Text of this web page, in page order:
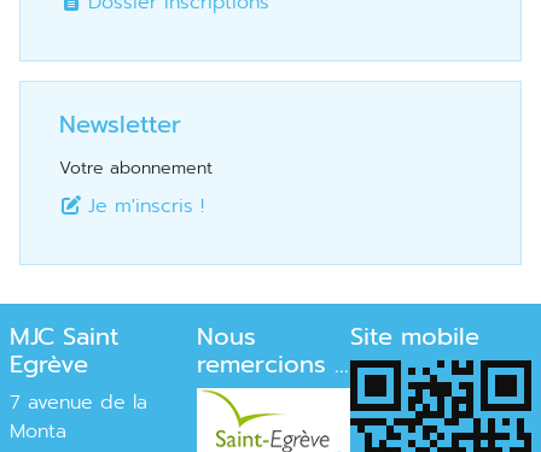
Newsletter
Votre abonnement
Je m'inscris !
MJC Saint
Egrève
7 avenue de la
Monta
Nous
remercions ...
Site mobile